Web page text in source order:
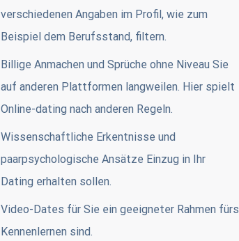
verschiedenen Angaben im Profil, wie zum
Beispiel dem Berufsstand, filtern.
Billige Anmachen und Sprüche ohne Niveau Sie
auf anderen Plattformen langweilen. Hier spielt
Online-dating nach anderen Regeln.
Wissenschaftliche Erkentnisse und
paarpsychologische Ansätze Einzug in Ihr
Dating erhalten sollen.
Video-Dates für Sie ein geeigneter Rahmen fürs
Kennenlernen sind.